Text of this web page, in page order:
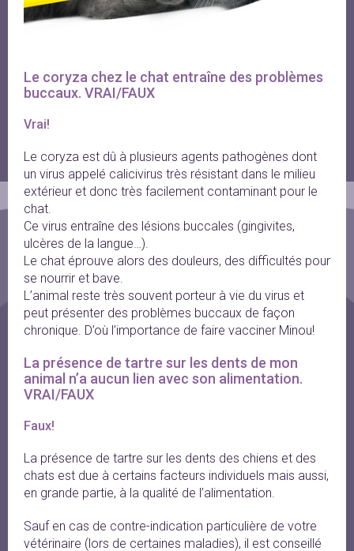
Le coryza chez le chat entraîne des problèmes
buccaux. VRAI/FAUX
Vrai!
Le coryza est dû à plusieurs agents pathogènes dont
un virus appelé calicivirus très résistant dans le milieu
extérieur et donc très facilement contaminant pour le
chat.
Ce virus entraîne des lésions buccales (gingivites,
ulcères de la langue…).
Le chat éprouve alors des douleurs, des difficultés pour
se nourrir et bave.
L’animal reste très souvent porteur à vie du virus et
peut présenter des problèmes buccaux de façon
chronique. D’où l’importance de faire vacciner Minou!
La présence de tartre sur les dents de mon
animal n’a aucun lien avec son alimentation.
VRAI/FAUX
Faux!
La présence de tartre sur les dents des chiens et des
chats est due à certains facteurs individuels mais aussi,
en grande partie, à la qualité de l’alimentation.
Sauf en cas de contre-indication particulière de votre
vétérinaire (lors de certaines maladies), il est conseillé